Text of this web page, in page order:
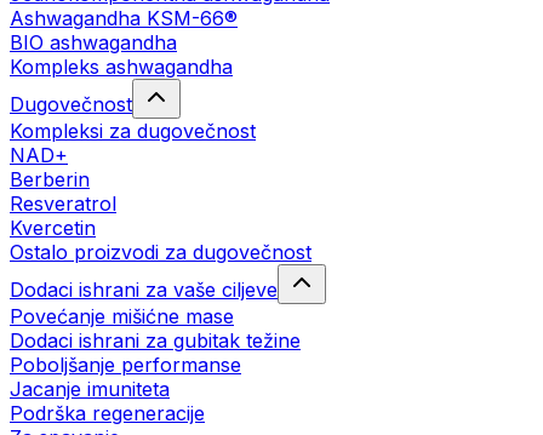
Ashwagandha KSM-66®
BIO ashwagandha
Kompleks ashwagandha
Dugovečnost
Kompleksi za dugovečnost
NAD+
Berberin
Resveratrol
Kvercetin
Ostalo proizvodi za dugovečnost
Dodaci ishrani za vaše ciljeve
Povećanje mišićne mase
Dodaci ishrani za gubitak težine
Poboljšanje performanse
Jacanje imuniteta
Podrška regeneracije